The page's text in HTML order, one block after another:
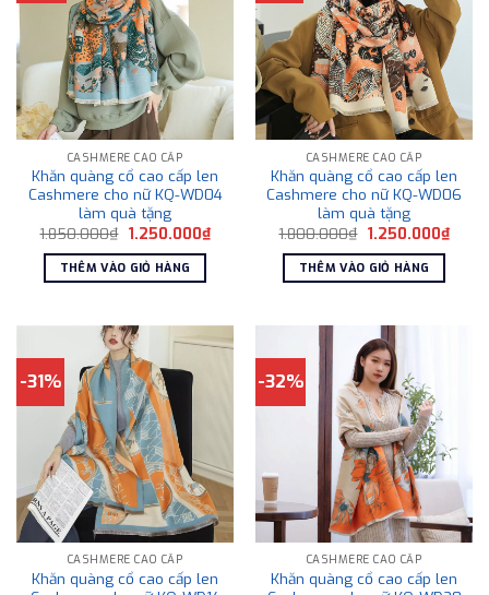
CASHMERE CAO CẤP
Khăn quàng cổ cao cấp len
Cashmere cho nữ KQ-WD04
làm quà tặng
1.850.000₫ Giá
là:
1.850.000₫.
1.250.000₫Giá
hiện
1.250.000₫.
THÊM VÀO GIỎ HÀNG
CASHMERE CAO CẤP
Khăn quàng cổ cao cấp len
Cashmere cho nữ KQ-WD06
làm quà tặng
1.800.000₫ Giá
là:
1.800.000₫.
1.250.000₫Giá
hiện
THÊM VÀO GIỎ HÀNG
-31%
CASHMERE CAO CẤP
Khăn quàng cổ cao cấp len
-32%
CASHMERE CAO CẤP
Khăn quàng cổ cao cấp len